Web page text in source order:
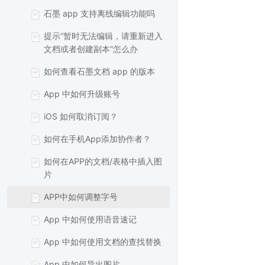
石墨 app 支持离线编辑功能吗
提示“暂时无法编辑，请重新进入
文档或者创建副本”怎么办
如何查看石墨文档 app 的版本
App 中如何升级账号
iOS 如何取消订阅？
如何在手机App添加协作者？
如何在APP的文档/表格中插入图
片
APP中如何调整字号
App 中如何使用语音速记
App 中如何使用文档的查找替换